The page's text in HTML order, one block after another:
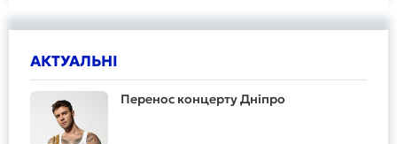
АКТУАЛЬНІ
Перенос концерту Дніпро